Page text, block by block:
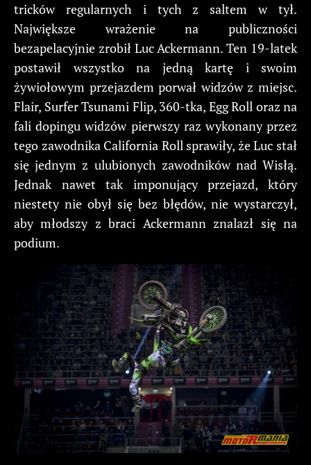
tricków regularnych i tych z saltem w tył.
Największe wrażenie na publiczności
bezapelacyjnie zrobił Luc Ackermann. Ten 19-latek
postawił wszystko na jedną kartę i swoim
żywiołowym przejazdem porwał widzów z miejsc.
Flair, Surfer Tsunami Flip, 360-tka, Egg Roll oraz na
fali dopingu widzów pierwszy raz wykonany przez
tego zawodnika California Roll sprawiły, że Luc stał
się jednym z ulubionych zawodników nad Wisłą.
Jednak nawet tak imponujący przejazd, który
niestety nie obył się bez błędów, nie wystarczył,
aby młodszy z braci Ackermann znalazł się na
podium.